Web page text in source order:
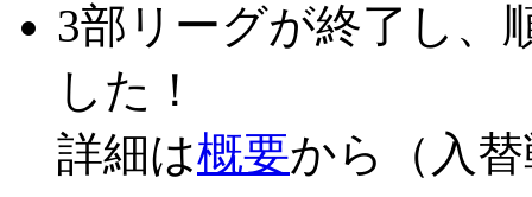
3部リーグが終了し、
した！
詳細は概要から（入